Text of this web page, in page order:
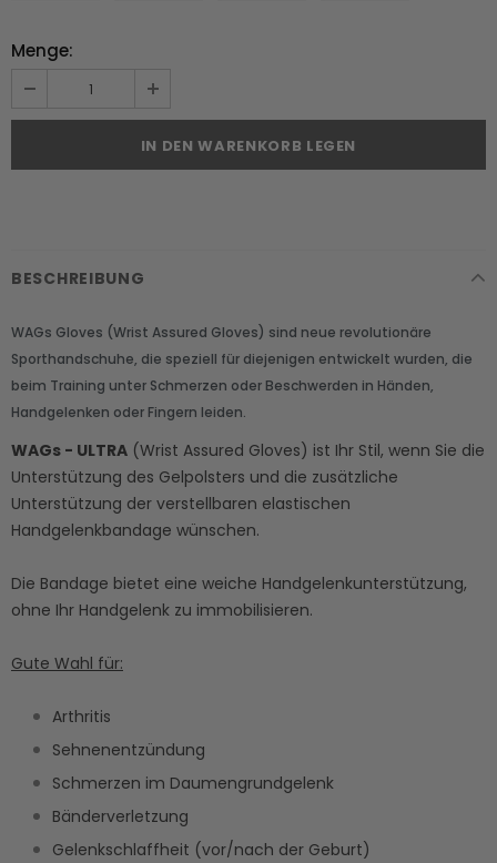
Menge:
BESCHREIBUNG
WAGs Gloves (Wrist Assured Gloves) sind neue revolutionäre
Sporthandschuhe, die speziell für diejenigen entwickelt wurden, die
beim Training unter Schmerzen oder Beschwerden in Händen,
Handgelenken oder Fingern leiden.
WAGs - ULTRA (Wrist Assured Gloves) ist Ihr Stil, wenn Sie die
Unterstützung des Gelpolsters und die zusätzliche
Unterstützung der verstellbaren elastischen
Handgelenkbandage wünschen.
Die Bandage bietet eine weiche Handgelenkunterstützung,
ohne Ihr Handgelenk zu immobilisieren.
Gute Wahl für:
Arthritis
Sehnenentzündung
Schmerzen im Daumengrundgelenk
Bänderverletzung
Gelenkschlaffheit (vor/nach der Geburt)